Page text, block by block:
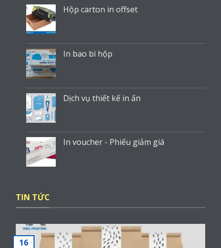
Hộp carton in offset
In bao bì hộp
Dịch vụ thiết kế in ấn
In voucher - Phiếu giảm giá
TIN TỨC
16